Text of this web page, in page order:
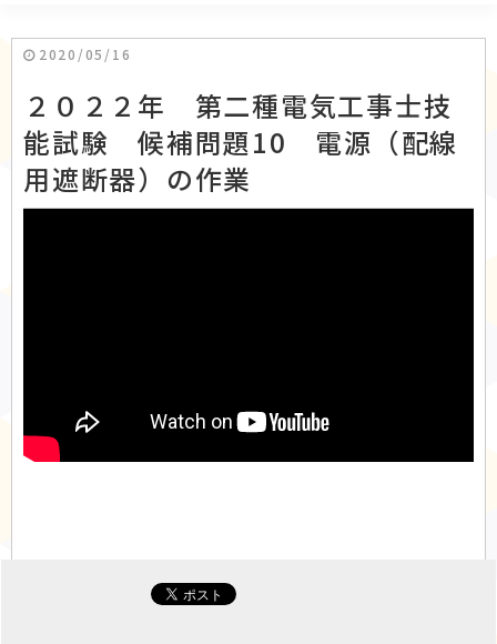
2020/05/16
２０２２年 第二種電気工事士技
能試験 候補問題10 電源（配線
用遮断器）の作業